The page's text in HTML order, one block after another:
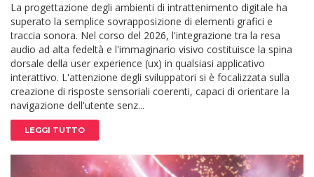
La progettazione degli ambienti di intrattenimento digitale ha
superato la semplice sovrapposizione di elementi grafici e
traccia sonora. Nel corso del 2026, l'integrazione tra la resa
audio ad alta fedeltà e l'immaginario visivo costituisce la spina
dorsale della user experience (ux) in qualsiasi applicativo
interattivo. L'attenzione degli sviluppatori si è focalizzata sulla
creazione di risposte sensoriali coerenti, capaci di orientare la
navigazione dell'utente senz...
LEGGI TUTTO